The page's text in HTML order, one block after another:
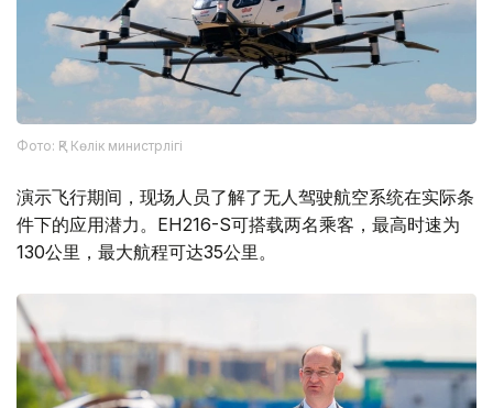
Фото: ҚР Көлік министрлігі
演示飞行期间，现场人员了解了无人驾驶航空系统在实际条
件下的应用潜力。EH216-S可搭载两名乘客，最高时速为
130公里，最大航程可达35公里。